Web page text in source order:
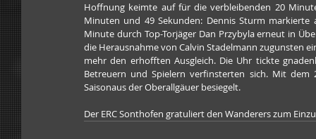
Hoffnung keimte auf für die verbleibenden 20
Minuten und 49 Sekunden: Dennis Sturm
Minute durch Top-Torjäger Dan Przybyla erneut in
die Herausnahme von Calvin Stadelmann zugunsten
mehr den erhofften Ausgleich. Die Uhr tickte
Betreuern und Spielern verfinsterten sich. Mit dem
Saisonaus der Oberallgäuer besiegelt.
Der ERC Sonthofen gratuliert den Wanderers zum